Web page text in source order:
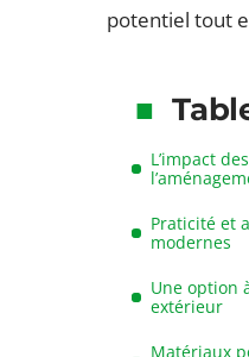
potentiel tout
L’impact
Praticité et
modernes
Une option
extérieur
Matériaux